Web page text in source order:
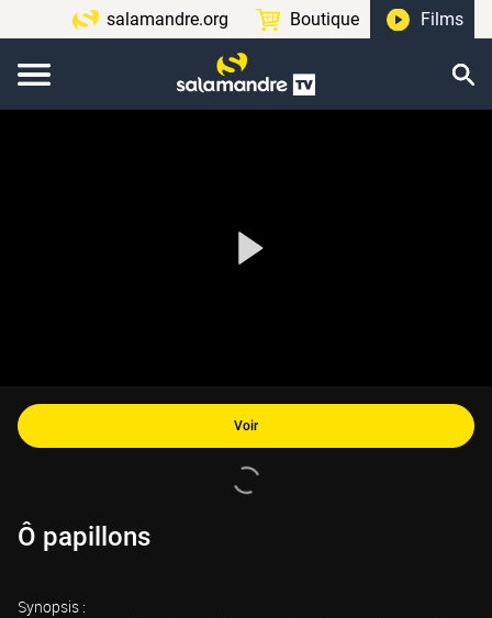
salamandre.org Boutique Films
Voir
Ô papillons
Synopsis :